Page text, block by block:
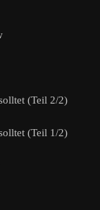
(Teil 2/2)
(Teil 1/2)